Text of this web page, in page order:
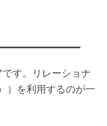
す。リレーショナ
）を利用するのが一